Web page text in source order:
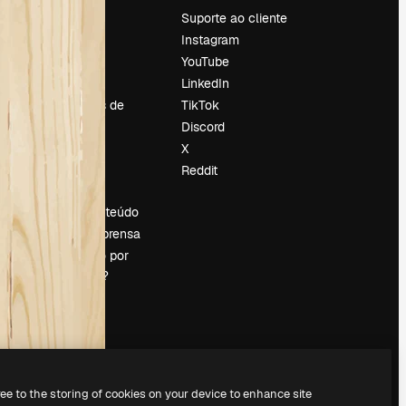
Reviews
Emprego
Tendências de
pesquisa
Eventos
Vender conteúdo
Sala de imprensa
Procurando por
magnific.ai?
Suporte ao cliente
Instagram
YouTube
LinkedIn
TikTok
Discord
X
Reddit
to the storing of cookies on your device to enhance site